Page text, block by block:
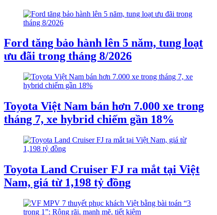
Ford tăng bảo hành lên 5 năm, tung loạt
ưu đãi trong tháng 8/2026
Toyota Việt Nam bán hơn 7.000 xe trong
tháng 7, xe hybrid chiếm gần 18%
Toyota Land Cruiser FJ ra mắt tại Việt
Nam, giá từ 1,198 tỷ đồng